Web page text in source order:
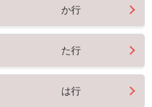
か行
た行
は行